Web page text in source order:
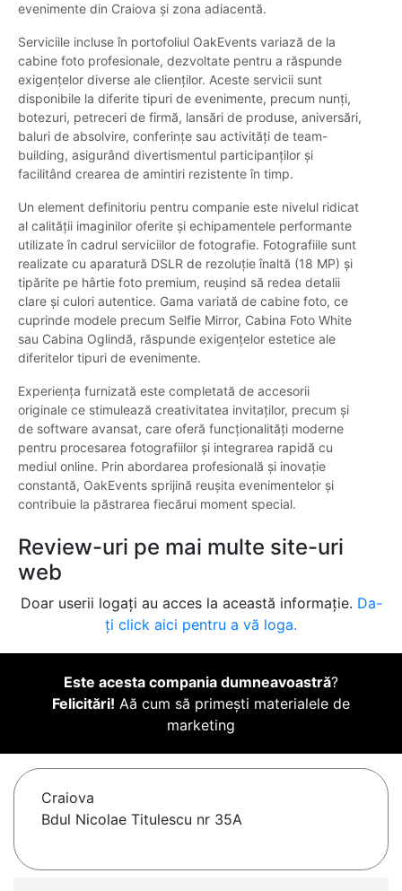
evenimente din Craiova și zona adiacentă.
Serviciile incluse în portofoliul OakEvents variază de la
cabine foto profesionale, dezvoltate pentru a răspunde
exigențelor diverse ale clienților. Aceste servicii sunt
disponibile la diferite tipuri de evenimente, precum nunți,
botezuri, petreceri de firmă, lansări de produse, aniversări,
baluri de absolvire, conferințe sau activități de team-
building, asigurând divertismentul participanților și
facilitând crearea de amintiri rezistente în timp.
Un element definitoriu pentru companie este nivelul ridicat
al calității imaginilor oferite și echipamentele performante
utilizate în cadrul serviciilor de fotografie. Fotografiile sunt
realizate cu aparatură DSLR de rezoluție înaltă (18 MP) și
tipărite pe hârtie foto premium, reușind să redea detalii
clare și culori autentice. Gama variată de cabine foto, ce
cuprinde modele precum Selfie Mirror, Cabina Foto White
sau Cabina Oglindă, răspunde exigențelor estetice ale
diferitelor tipuri de evenimente.
Experiența furnizată este completată de accesorii
originale ce stimulează creativitatea invitaților, precum și
de software avansat, care oferă funcționalități moderne
pentru procesarea fotografiilor și integrarea rapidă cu
mediul online. Prin abordarea profesională și inovație
constantă, OakEvents sprijină reușita evenimentelor și
contribuie la păstrarea fiecărui moment special.
Review-uri pe mai multe site-uri
web
Doar userii logați au acces la această informație. Da-
ți click aici pentru a vă loga.
Este acesta compania dumneavoastră?
Felicitări! Aă cum să primești materialele de
marketing
Craiova
Bdul Nicolae Titulescu nr 35A